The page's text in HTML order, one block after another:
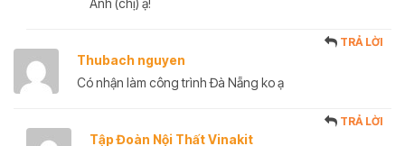
Anh (chị) ạ!
Thubach nguyen
TRẢ LỜI
Có nhận làm công trình Đà Nẵng ko ạ
Tập Đoàn Nội Thất Vinakit
TRẢ LỜI